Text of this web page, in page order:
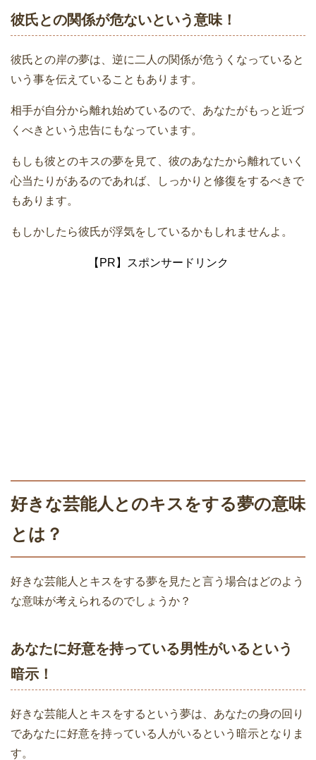
彼氏との関係が危ないという意味！
彼氏との岸の夢は、逆に二人の関係が危うくなっていると
いう事を伝えていることもあります。
相手が自分から離れ始めているので、あなたがもっと近づ
くべきという忠告にもなっています。
もしも彼とのキスの夢を見て、彼のあなたから離れていく
心当たりがあるのであれば、しっかりと修復をするべきで
もあります。
もしかしたら彼氏が浮気をしているかもしれませんよ。
【PR】スポンサードリンク
好きな芸能人とのキスをする夢の意味
とは？
好きな芸能人とキスをする夢を見たと言う場合はどのよう
な意味が考えられるのでしょうか？
あなたに好意を持っている男性がいるという
暗示！
好きな芸能人とキスをするという夢は、あなたの身の回り
であなたに好意を持っている人がいるという暗示となりま
す。